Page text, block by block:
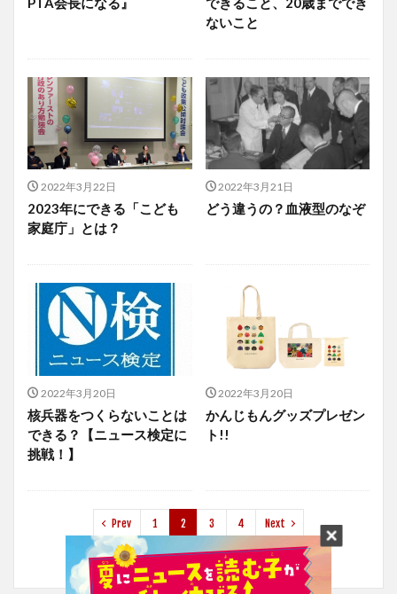
ないこと
2022年3月22日
2023年にできる「こども
家庭庁」とは？
2022年3月21日
どう違うの？血液型のなぞ
2022年3月20日
核兵器をつくらないことは
できる？【ニュース検定に
挑戦！】
2022年3月20日
かんじもんグッズプレゼン
ト!!
Prev 1 2 3 4 Next